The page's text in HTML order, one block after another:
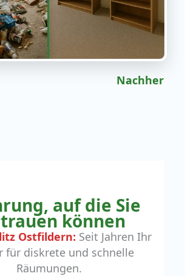
Nachher
auf die Sie
können
Ostfildern: Seit Jahren Ihr
für diskrete und schnelle
Räumungen.